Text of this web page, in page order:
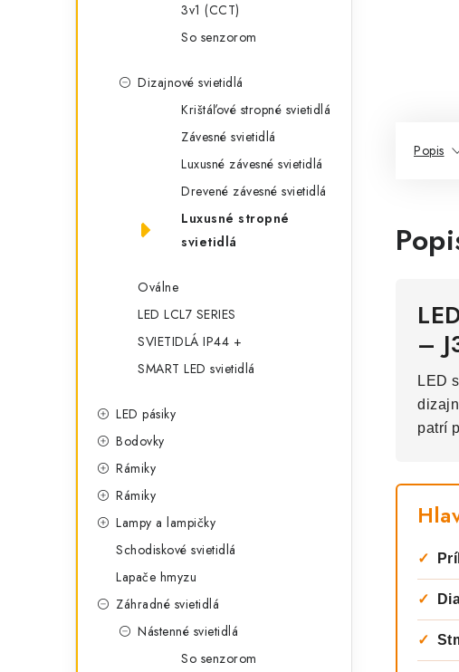
3v1 (CCT)
So senzorom
Dizajnové svietidlá
Krištáľové stropné svietidlá
Závesné svietidlá
Luxusné závesné svietidlá
Drevené závesné svietidlá
Luxusné stropné
svietidlá
Oválne
LED LCL7 SERIES
SVIETIDLÁ IP44 +
SMART LED svietidlá
LED pásiky
Bodovky
Rámiky
Rámiky
Lampy a lampičky
Schodiskové svietidlá
Lapače hmyzu
Záhradné svietidlá
Nástenné svietidlá
So senzorom
Popis
–
LED
patrí
✓
✓
✓